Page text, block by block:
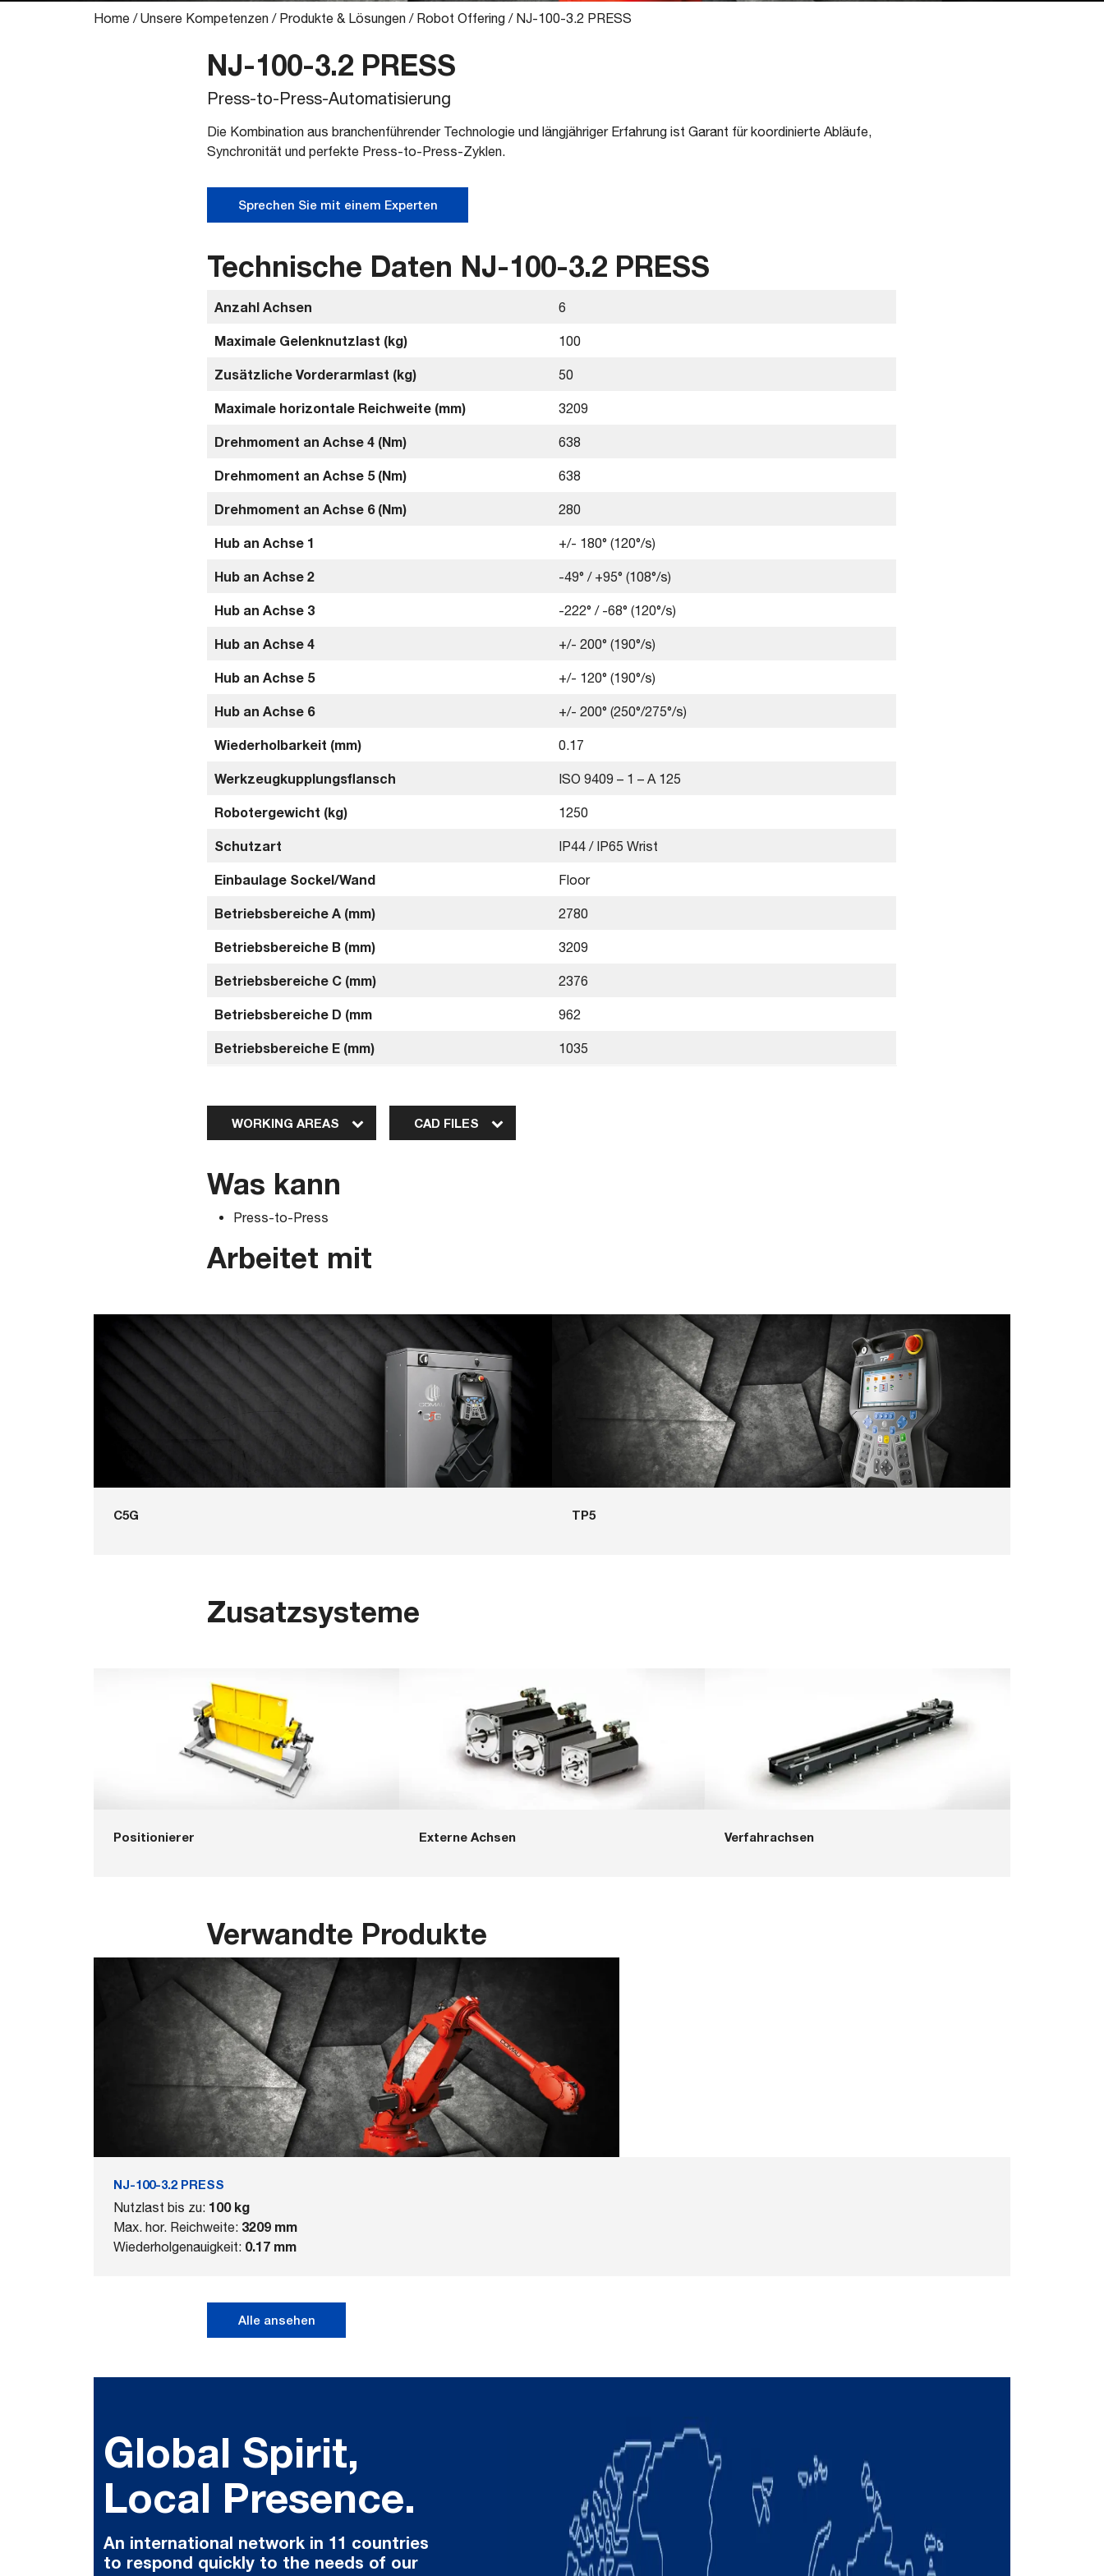
Home /Unsere Kompetenzen / Produkte & Lösungen / Robot Offering / NJ-100-3.2 PRESS
NJ-100-3.2 PRESS
Press-to-Press-Automatisierung
Die Kombination aus branchenführender Technologie und längjähriger Erfahrung ist Garant für koordinierte Abläufe,
Synchronität und perfekte Press-to-Press-Zyklen.
Sprechen Sie mit einem Experten
Technische Daten NJ-100-3.2 PRESS
Anzahl Achsen 6
Maximale Gelenknutzlast (kg) 100
Zusätzliche Vorderarmlast (kg) 50
Maximale horizontale Reichweite (mm) 3209
Drehmoment an Achse 4 (Nm) 638
Drehmoment an Achse 5 (Nm) 638
Drehmoment an Achse 6 (Nm) 280
Hub an Achse 1 +/- 180° (120°/s)
Hub an Achse 2 -49° / +95° (108°/s)
Hub an Achse 3 -222° / -68° (120°/s)
Hub an Achse 4 +/- 200° (190°/s)
Hub an Achse 5 +/- 120° (190°/s)
Hub an Achse 6 +/- 200° (250°/275°/s)
Wiederholbarkeit (mm) 0.17
Werkzeugkupplungsflansch ISO 9409 – 1 – A 125
Robotergewicht (kg) 1250
Schutzart IP44 / IP65 Wrist
Einbaulage Sockel/Wand Floor
Betriebsbereiche A (mm) 2780
Betriebsbereiche B (mm) 3209
Betriebsbereiche C (mm) 2376
Betriebsbereiche D (mm 962
Betriebsbereiche E (mm) 1035
WORKING AREAS CAD FILES
Was kann
Press-to-Press
Arbeitet mit
C5G TP5
Zusatzsysteme
Positionierer Externe Achsen Verfahrachsen
Verwandte Produkte
NJ-100-3.2 PRESS
Nutzlast bis zu: 100 kg
Max. hor. Reichweite: 3209 mm
Wiederholgenauigkeit: 0.17 mm
Alle ansehen
Global Spirit,
Local Presence.
An international network in 11 countries
to respond quickly to the needs of our